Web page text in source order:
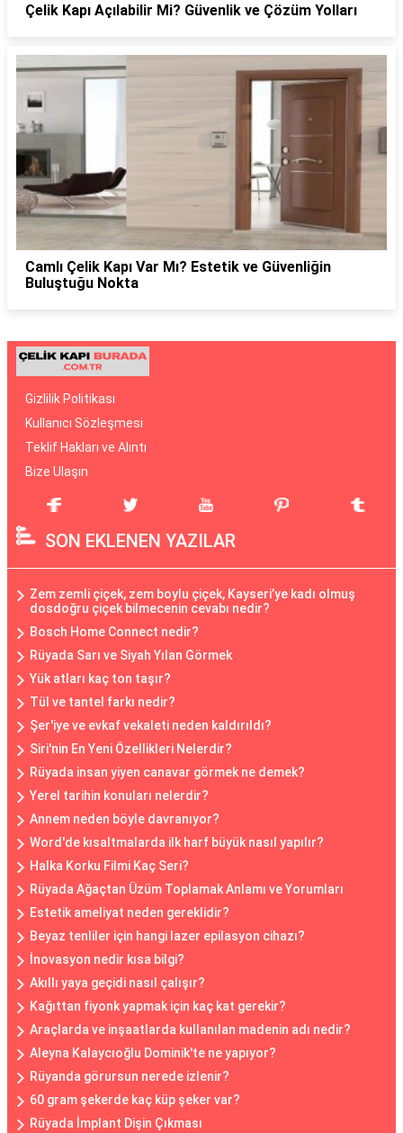
Çelik Kapı Açılabilir Mi? Güvenlik ve Çözüm Yolları
Camlı Çelik Kapı Var Mı? Estetik ve Güvenliğin
Buluştuğu Nokta
Gizlilik Politikası
Kullanıcı Sözleşmesi
Teklif Hakları ve Alıntı
Bize Ulaşın
SON EKLENEN YAZILAR
Zem zemli çiçek, zem boylu çiçek, Kayseri’ye kadı olmuş
dosdoğru çiçek bilmecenin cevabı nedir?
Bosch Home Connect nedir?
Rüyada Sarı ve Siyah Yılan Görmek
Yük atları kaç ton taşır?
Tül ve tantel farkı nedir?
Şer'iye ve evkaf vekaleti neden kaldırıldı?
Siri'nin En Yeni Özellikleri Nelerdir?
Rüyada insan yiyen canavar görmek ne demek?
Yerel tarihin konuları nelerdir?
Annem neden böyle davranıyor?
Word'de kısaltmalarda ilk harf büyük nasıl yapılır?
Halka Korku Filmi Kaç Seri?
Rüyada Ağaçtan Üzüm Toplamak Anlamı ve Yorumları
Estetik ameliyat neden gereklidir?
Beyaz tenliler için hangi lazer epilasyon cihazı?
İnovasyon nedir kısa bilgi?
Akıllı yaya geçidi nasıl çalışır?
Kağıttan fiyonk yapmak için kaç kat gerekir?
Araçlarda ve inşaatlarda kullanılan madenin adı nedir?
Aleyna Kalaycıoğlu Dominik'te ne yapıyor?
Rüyanda görursun nerede izlenir?
60 gram şekerde kaç küp şeker var?
Rüyada İmplant Dişin Çıkması